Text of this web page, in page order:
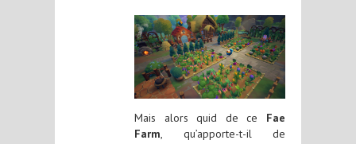
Mais alors quid de ce Fae
Farm, qu’apporte-t-il de